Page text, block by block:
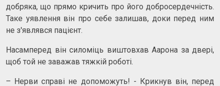
добряка, що прямо кричить про його добросердечність.
Таке уявлення він про себе залишав, доки перед ним
не з'являвся пацієнт.
Насамперед він силоміць виштовхав Аарона за двері,
щоб той не заважав тяжкій роботі.
– Нерви справі не допоможуть! - Крикнув він, перед